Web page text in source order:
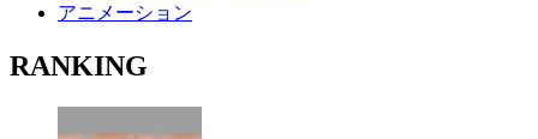
アニメーション
RANKING